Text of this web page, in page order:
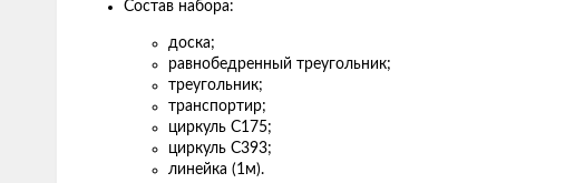
Состав набора:
доска;
равнобедренный треугольник;
треугольник;
транспортир;
циркуль С175;
циркуль С393;
линейка (1м).